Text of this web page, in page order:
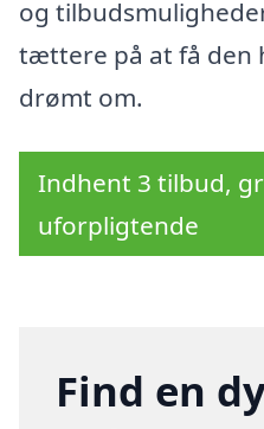
og
tættere på at få den
drømt om.
Indhent 3 tilbud,
uforpligtende
Find en